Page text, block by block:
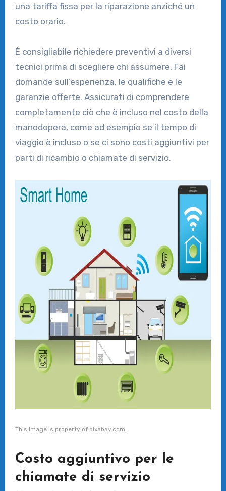
una tariffa fissa per la riparazione anziché un
costo orario.
È consigliabile richiedere preventivi a diversi
tecnici prima di scegliere chi assumere. Fai
domande sull’esperienza, le qualifiche e le
garanzie offerte. Assicurati di comprendere
completamente ciò che è incluso nel costo della
manodopera, come ad esempio se il tempo di
viaggio è incluso o se ci sono costi aggiuntivi per
parti di ricambio o chiamate di servizio.
This image is property of pixabay.com.
Costo aggiuntivo per le
chiamate di servizio